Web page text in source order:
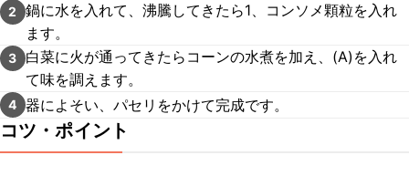
2
鍋に水を入れて、沸騰してきたら1、コンソメ顆粒を入れ
ます。
3
白菜に火が通ってきたらコーンの水煮を加え、(A)を入れ
て味を調えます。
4 器によそい、パセリをかけて完成です。
コツ・ポイント